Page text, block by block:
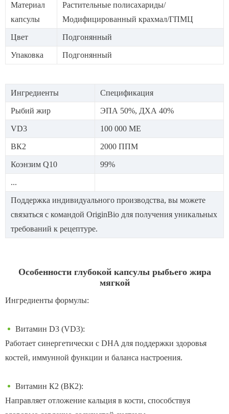
Материал
капсулы
Растительные полисахариды/
Модифицированный крахмал/ГПМЦ
Цвет Подгонянный
Упаковка Подгонянный
Ингредиенты Спецификация
Рыбий жир ЭПА 50%, ДХА 40%
VD3 100 000 МЕ
ВК2 2000 ППМ
Коэнзим Q10 99%
...
Поддержка индивидуального производства, вы можете
связаться с командой OriginBio для получения уникальных
требований к рецептуре.
Особенности глубокой капсулы рыбьего жира
мягкой
Ингредиенты формулы:
Витамин D3 (VD3):
Работает синергетически с DHA для поддержки здоровья
костей, иммунной функции и баланса настроения.
Витамин К2 (ВК2):
Направляет отложение кальция в кости, способствуя